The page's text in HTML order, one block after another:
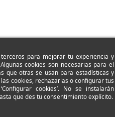
para mejorar tu experiencia y
cookies son necesarias para el
que otras se usan para estadísticas y
cookies, rechazarlas o configurar tus
cookies’. No se instalarán
que des tu consentimiento explícito.